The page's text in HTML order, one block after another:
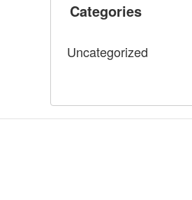
Categories
Uncategorized